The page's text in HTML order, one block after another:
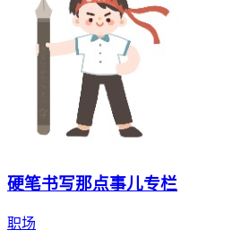
硬笔书写那点事儿专栏
职场